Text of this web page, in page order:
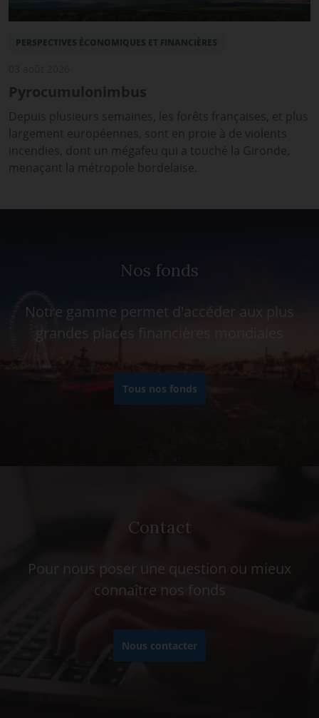
PERSPECTIVES ÉCONOMIQUES ET FINANCIÈRES
Pyrocumulonimbus
Depuis plusieurs semaines, les forêts françaises, et plus
largement européennes, sont en proie à de violents
incendies, dont un mégafeu qui a touché la Gironde,
menaçant la métropole bordelaise.
Nos fonds
Notre gamme permet d'accéder aux plus
grandes places financières mondiales
Tous nos fonds
Contact
Pour nous poser une question ou mieux
connaître nos fonds
Nous contacter